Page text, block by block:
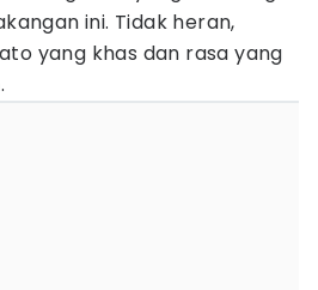
ini. Tidak heran,
yang khas dan rasa yang